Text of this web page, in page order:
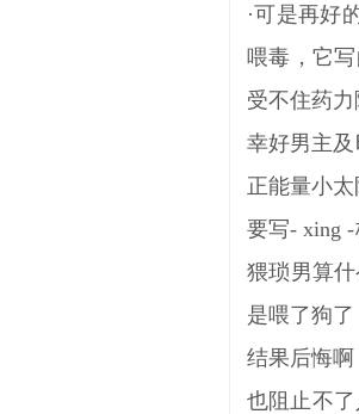
·可是再好
喂毒，它
受不住药
幸好男主
正能量小
要写- xing
猥琐男算什
是喂了狗了
结果后悔
也阻止不